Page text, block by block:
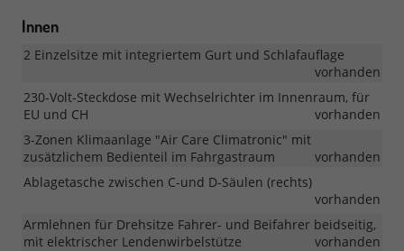
Innen
2 Einzelsitze mit integriertem Gurt und Schlafauflage
vorhanden
230-Volt-Steckdose mit Wechselrichter im Innenraum, für
EU und CH
vorhanden
3-Zonen Klimaanlage "Air Care Climatronic" mit
zusätzlichem Bedienteil im Fahrgastraum
vorhanden
Ablagetasche zwischen C-und D-Säulen (rechts)
vorhanden
Armlehnen für Drehsitze Fahrer- und Beifahrer beidseitig,
mit elektrischer Lendenwirbelstütze
vorhanden